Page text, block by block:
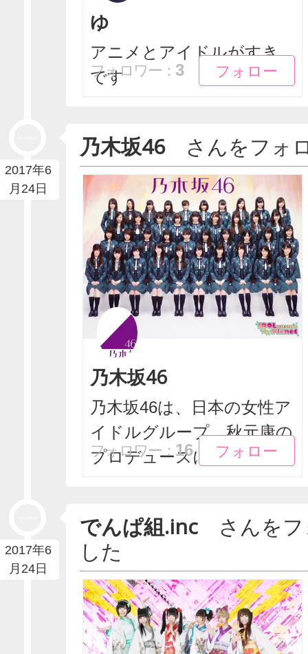
ゆ
アニメとアイドルがすき
です
フォロー
フォロー
フォロワー： 3
2017年6
月24日
乃木坂46 さんをフォ
乃木坂46
乃木坂46は、日本の女性ア
イドルグループ。秋元康の
プロデュースにより...
フォロー
フォロー
フォロワー： 16
2017年6
月24日
でんぱ組.inc さんを
した